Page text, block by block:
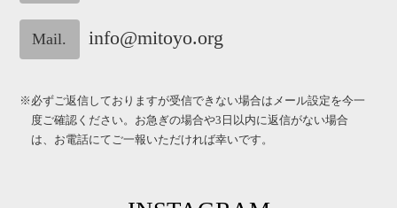
Mail. info@mitoyo.org
※必ずご返信しておりますが受信できない場合はメール設定を今一
度ご確認ください。お急ぎの場合や3日以内に返信がない場合
は、お電話にてご一報いただければ幸いです。